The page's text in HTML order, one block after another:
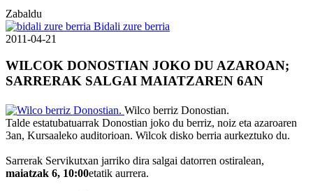
Zabaldu
Bidali zure berria
2011-04-21
WILCOK DONOSTIAN JOKO DU AZAROAN;
SARRERAK SALGAI MAIATZAREN 6AN
Wilco berriz Donostian.
Talde estatubatuarrak Donostian joko du berriz, noiz eta azaroaren
3an, Kursaaleko auditorioan. Wilcok disko berria aurkeztuko du.
Sarrerak Servikutxan jarriko dira salgai datorren ostiralean,
maiatzak 6, 10:00etatik aurrera.